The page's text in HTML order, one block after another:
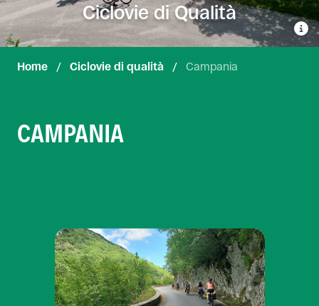
Ciclovie di Qualità
Home / Ciclovie di qualità / Campania
CAMPANIA